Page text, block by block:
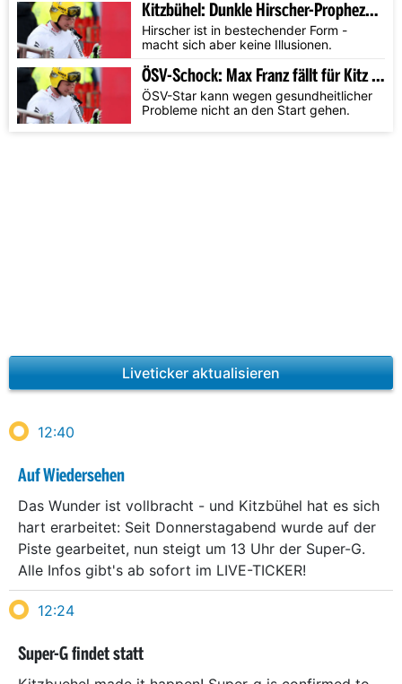
Kitzbühel: Dunkle Hirscher-Prophezeiung
Hirscher ist in bestechender Form -
macht sich aber keine Illusionen.
ÖSV-Schock: Max Franz fällt für Kitz aus
ÖSV-Star kann wegen gesundheitlicher
Probleme nicht an den Start gehen.
Liveticker aktualisieren
12:40
Auf Wiedersehen
Das Wunder ist vollbracht - und Kitzbühel hat es sich
hart erarbeitet: Seit Donnerstagabend wurde auf der
Piste gearbeitet, nun steigt um 13 Uhr der Super-G.
Alle Infos gibt's ab sofort im LIVE-TICKER!
12:24
Super-G findet statt